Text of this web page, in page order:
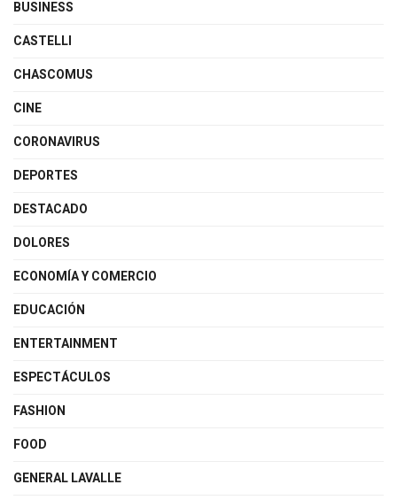
BUSINESS
CASTELLI
CHASCOMUS
CINE
CORONAVIRUS
DEPORTES
DESTACADO
DOLORES
ECONOMÍA Y COMERCIO
EDUCACIÓN
ENTERTAINMENT
ESPECTÁCULOS
FASHION
FOOD
GENERAL LAVALLE